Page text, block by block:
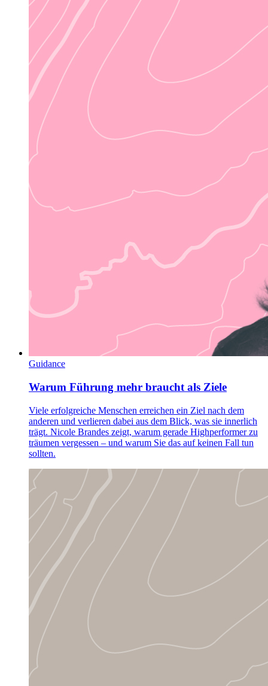
Guidance
Warum Führung mehr braucht als Ziele
Viele erfolgreiche Menschen erreichen ein Ziel nach dem
anderen und verlieren dabei aus dem Blick, was sie innerlich
trägt. Nicole Brandes zeigt, warum gerade Highperformer zu
träumen vergessen – und warum Sie das auf keinen Fall tun
sollten.